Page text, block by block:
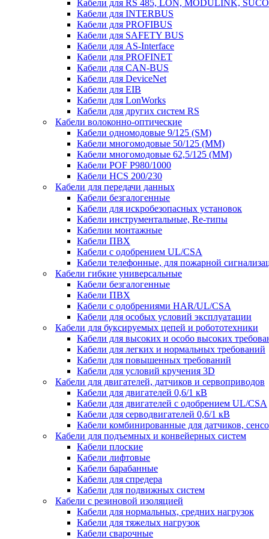
Кабели для RS 485, LON, MODULINK,
Кабели для INTERBUS
Кабели для PROFIBUS
Кабели для SAFETY BUS
Кабели для AS-Interface
Кабели для PROFINET
Кабели для CAN-BUS
Кабели для DeviceNet
Кабели для EIB
Кабели для LonWorks
Кабели для других систем RS
Кабели волоконно-оптические
Кабели одномодовые 9/125 (SM)
Кабели многомодовые 50/125 (ММ)
Кабели многомодовые 62,5/125 (ММ)
Кабели POF P980/1000
Кабели HCS 200/230
Кабели для передачи данных
Кабели безгалогенные
Кабели для искробезопасных установок
Кабели инструментальные, Re-типы
Кабелии монтажные
Кабели ПВХ
Кабели с одобрением UL/CSA
Кабели телефонные, для пожарной
Кабели гибкие универсальные
Кабели безгалогенные
Кабели ПВХ
Кабели с одобрениями HAR/UL/CSA
Кабели для особых условий эксплуатации
Кабели для буксируемых цепей и робототехники
Кабели для высоких и особо высоких
Кабели для легких и нормальных требований
Кабели для повышенных требований
Кабели для условий кручения 3D
Кабели для двигателей, датчиков и сервоприводов
Кабели для двигателей 0,6/1 кВ
Кабели для двигателей с одобрением UL/CSA
Кабели для серводвигателей 0,6/1 кВ
Кабели комбинированные для датчиков,
Кабели для подъемных и конвейерных систем
Кабели плоские
Кабели лифтовые
Кабели барабанные
Кабели для спредера
Кабели для подвижных систем
Кабели с резиновой изоляцией
Кабели для нормальных, средних нагрузок
Кабели для тяжелых нагрузок
Кабели сварочные